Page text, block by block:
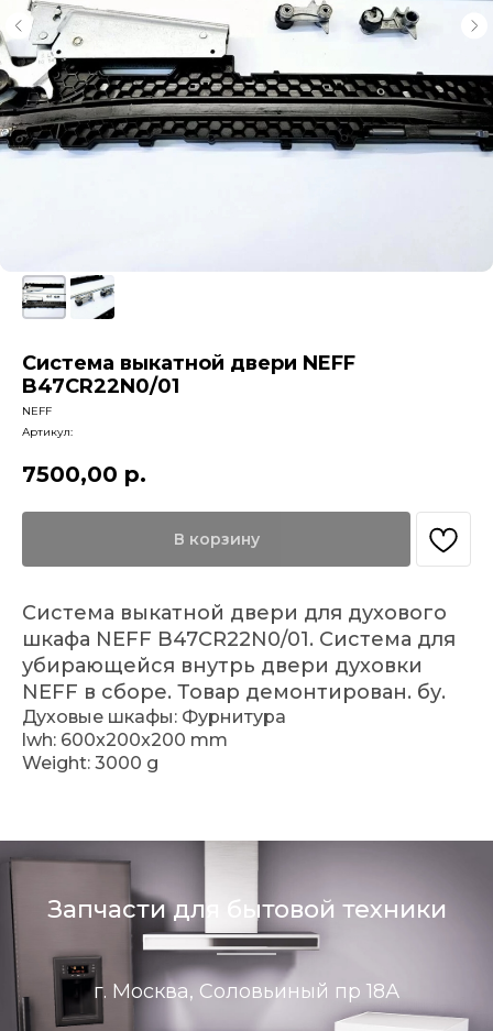
Система выкатной двери NEFF
B47CR22N0/01
NEFF
Артикул:
7500,00 р.
В корзину
Система выкатной двери для духового
шкафа NEFF B47CR22N0/01. Система для
убирающейся внутрь двери духовки
NEFF в сборе. Товар демонтирован. бу.
Духовые шкафы: Фурнитура
lwh: 600x200x200 mm
Weight: 3000 g
Запчасти для бытовой техники
г. Москва, Соловьиный пр 18А